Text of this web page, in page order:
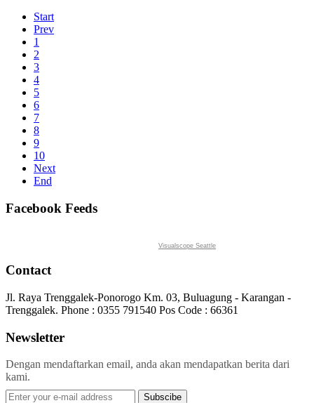
Start
Prev
1
2
3
4
5
6
7
8
9
10
Next
End
Facebook Feeds
Visualscope Seattle
Contact
Jl. Raya Trenggalek-Ponorogo Km. 03, Buluagung - Karangan -
Trenggalek. Phone : 0355 791540 Pos Code : 66361
Newsletter
Dengan mendaftarkan email, anda akan mendapatkan berita dari
kami.
Subscibe